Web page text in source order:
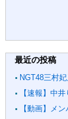
最近の投稿
NGT48三村
【速報】中
【動画】メ